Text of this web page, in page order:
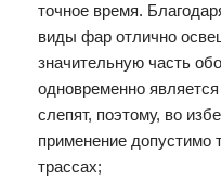
точное время.
виды фар отлично
значительную часть
одновременно
слепят, поэтому, во
применение допустимо
трассах;